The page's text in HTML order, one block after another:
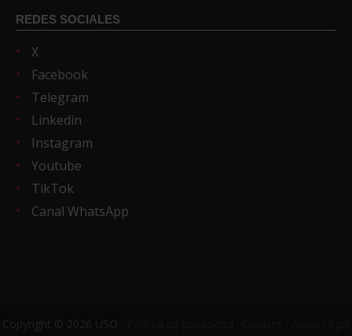
REDES SOCIALES
X
Facebook
Telegram
Linkedin
Instagram
Youtube
TikTok
Canal WhatsApp
Copyright © 2026 USO ·